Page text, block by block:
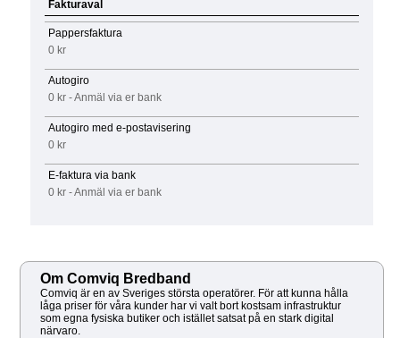
Fakturaval
Pappersfaktura
0 kr
Autogiro
0 kr - Anmäl via er bank
Autogiro med e-postavisering
0 kr
E-faktura via bank
0 kr - Anmäl via er bank
Om Comviq Bredband
Comviq är en av Sveriges största operatörer. För att kunna hålla
låga priser för våra kunder har vi valt bort kostsam infrastruktur
som egna fysiska butiker och istället satsat på en stark digital
närvaro.